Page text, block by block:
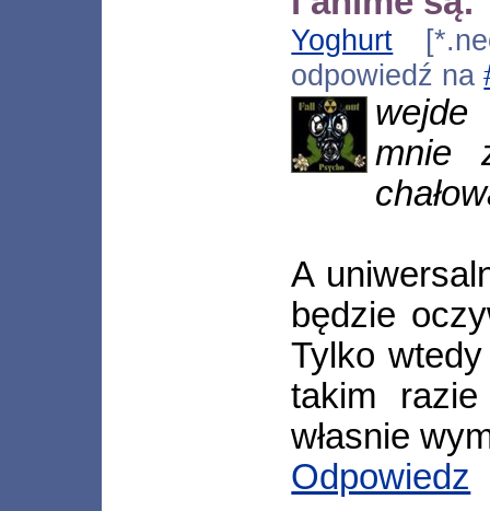
Yoghurt
odpowiedź na
mnie
A
będzie
Tylko
takim
własnie
Odpowiedz